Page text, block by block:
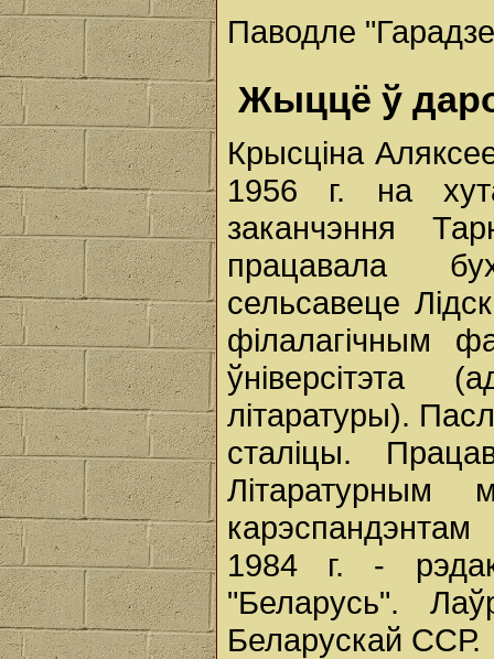
Паводле
Жыццё ў
Крысціна
1956 г. на
заканчэння
працавала
сельсавеце
філалагічным
ўніверсітэта
літаратуры).
сталіцы.
1984 г. -
"Беларусь".
Беларускай ССР.